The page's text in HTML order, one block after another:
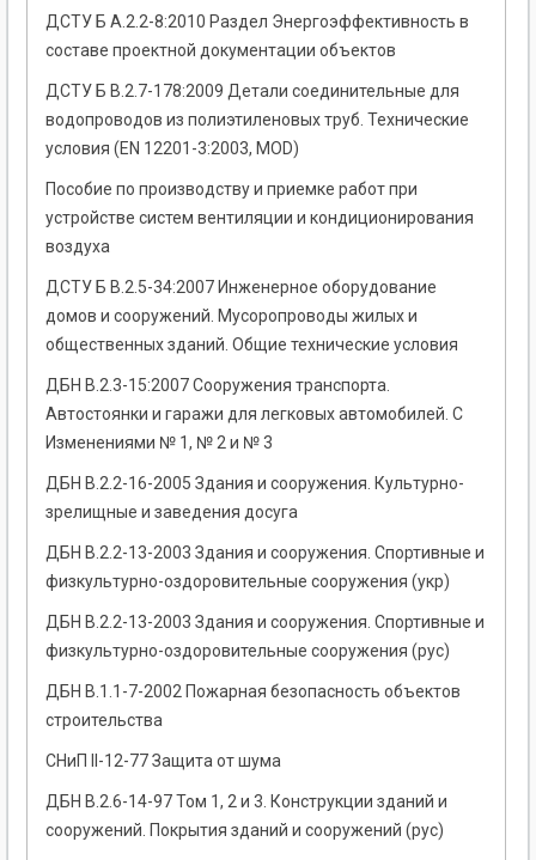
ДСТУ Б А.2.2-8:2010 Раздел Энергоэффективность в
составе проектной документации объектов
ДСТУ Б В.2.7-178:2009 Детали соединительные для
водопроводов из полиэтиленовых труб. Технические
условия (EN 12201-3:2003, MOD)
Пособие по производству и приемке работ при
устройстве систем вентиляции и кондиционирования
воздуха
ДСТУ Б В.2.5-34:2007 Инженерное оборудование
домов и сооружений. Мусоропроводы жилых и
общественных зданий. Общие технические условия
ДБН В.2.3-15:2007 Сооружения транспорта.
Автостоянки и гаражи для легковых автомобилей. С
Изменениями № 1, № 2 и № 3
ДБН В.2.2-16-2005 Здания и сооружения. Культурно-
зрелищные и заведения досуга
ДБН В.2.2-13-2003 Здания и сооружения. Спортивные и
физкультурно-оздоровительные сооружения (укр)
ДБН В.2.2-13-2003 Здания и сооружения. Спортивные и
физкультурно-оздоровительные сооружения (рус)
ДБН В.1.1-7-2002 Пожарная безопасность объектов
строительства
СНиП II-12-77 Защита от шума
ДБН В.2.6-14-97 Том 1, 2 и 3. Конструкции зданий и
сооружений. Покрытия зданий и сооружений (рус)